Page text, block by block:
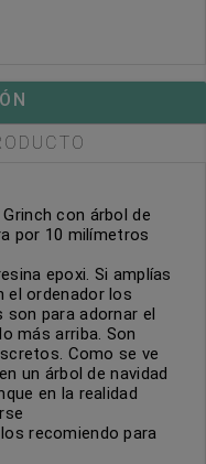
con árbol de
por 10 milímetros
epoxi. Si amplías
ordenador los
son para adornar el
más arriba. Son
Como se ve
un árbol de navidad
en la realidad
recomiendo para